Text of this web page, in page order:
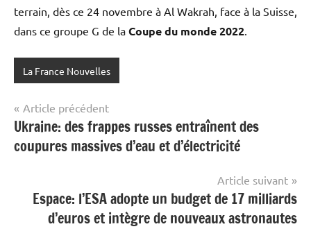
terrain, dès ce 24 novembre à Al Wakrah, face à la Suisse,
dans ce groupe G de la Coupe du monde 2022.
La France Nouvelles
Navigation
de
l’article
Article précédent
Ukraine: des frappes russes entraînent des
coupures massives d’eau et d’électricité
Article suivant
Espace: l’ESA adopte un budget de 17 milliards
d’euros et intègre de nouveaux astronautes